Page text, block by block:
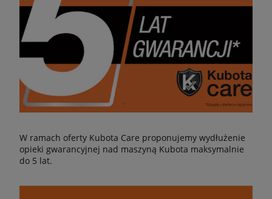
W ramach oferty Kubota Care proponujemy wydłużenie
opieki gwarancyjnej nad maszyną Kubota maksymalnie
do 5 lat.